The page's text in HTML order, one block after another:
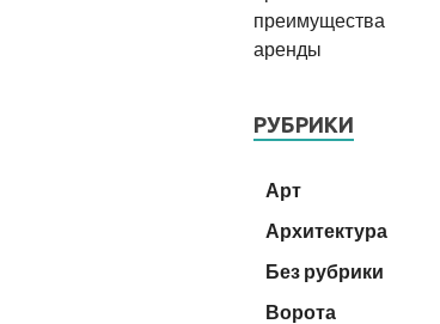
РУБРИКИ
Арт
Архитектура
Без рубрики
Ворота